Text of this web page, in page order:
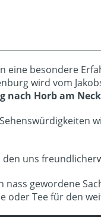
besondere
wird vom
nach Horb am
uns
gewordene
oder Tee für den